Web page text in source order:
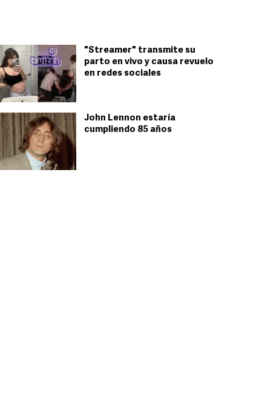
"Streamer" transmite su
parto en vivo y causa revuelo
en redes sociales
John Lennon estaría
cumpliendo 85 años